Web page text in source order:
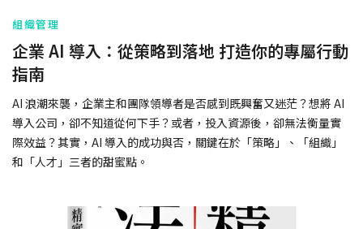
組織管理
企業 AI 導入：從策略到落地 打造你的專屬行動
指南
AI 浪潮來襲，企業主和團隊領導者是否感到既興奮又迷茫？想將 AI
導入公司，卻不知道從何下手？或者，投入資源後，卻無法衡量實
際效益？其實，AI 導入的成功與否，關鍵在於「策略」、「組織」
和「人才」三者的甜蜜點。